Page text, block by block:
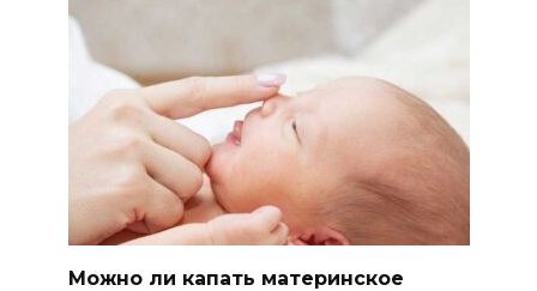
Можно ли капать материнское